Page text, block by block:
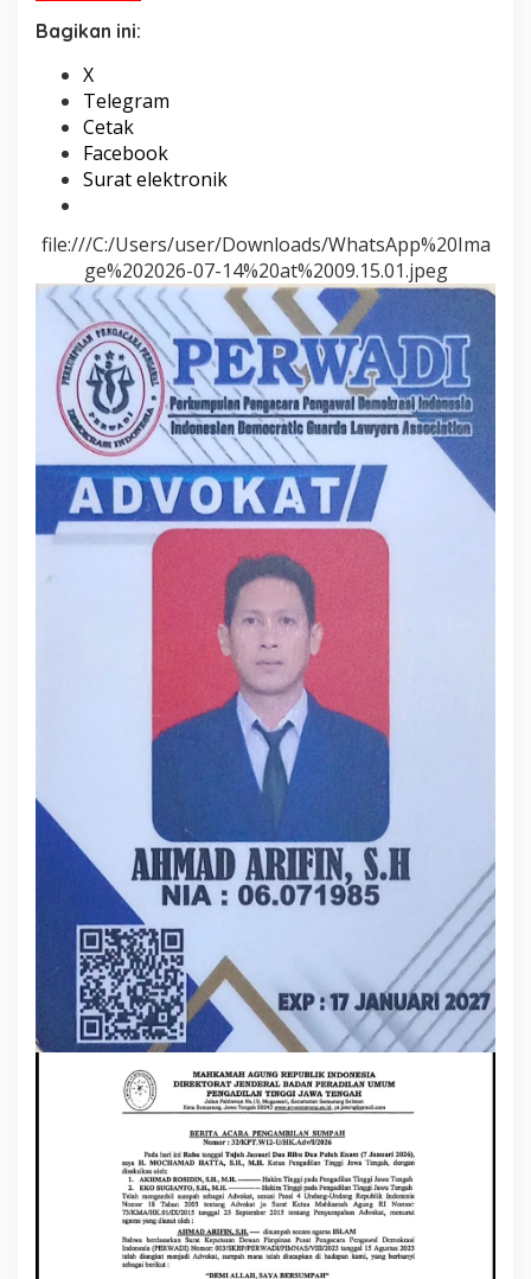
Bagikan ini:
X
Telegram
Cetak
Facebook
Surat elektronik
file:///C:/Users/user/Downloads/WhatsApp%20Ima
ge%202026-07-14%20at%2009.15.01.jpeg